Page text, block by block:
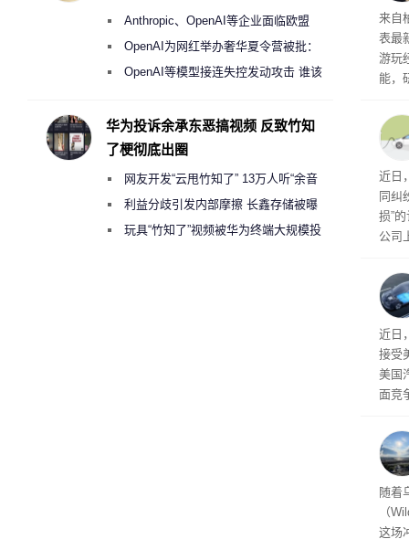
内
来自
表最
游玩
能，
训练
近日
同纠
损”
公司
事
给
近日
接受
美国
面竞
性。
经
随着
（
这场
Anthropic、OpenAI等企业面临欧盟
《人工智能法案》全新执法权限审查
OpenAI为网红举办奢华夏令营被批：
2000美元一晚 遭讽“反乌托邦”
OpenAI等模型接连失控发动攻击 谁该
华为投诉余承东恶搞视频 反致竹知
了梗彻底出圈
网友开发“云甩竹知了” 13万人听“余音
绕梁”利益分歧引发内部摩擦 长鑫存储被曝
曾将华为驻场工程师驱逐出研发基地
玩具“竹知了”视频被华为终端大规模投